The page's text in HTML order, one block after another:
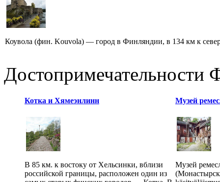
Коувола (фин. Kouvola) — город в Финляндии, в 134 км к
Достопримечательности
Котка и Хямеэнлинн
В 85 км. к востоку от Хельсинки, вблизи
российской границы, расположен один из
Музей
Музей